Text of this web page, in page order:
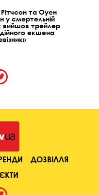
та Оуен
у смертельній
вийшов трейлер
екшена
ДОЗВІЛЛЯ